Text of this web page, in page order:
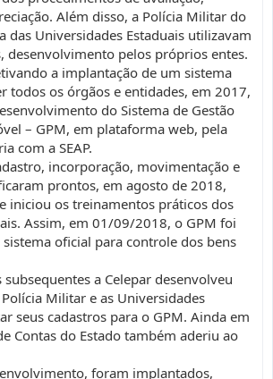
Além disso, a Polícia Militar do
das Universidades Estaduais utilizavam
desenvolvimento pelos próprios entes.
a implantação de um sistema
todos os órgãos e entidades, em 2017,
do Sistema de Gestão
– GPM, em plataforma web, pela
com a SEAP.
incorporação, movimentação e
prontos, em agosto de 2018,
iniciou os treinamentos práticos dos
Assim, em 01/09/2018, o GPM foi
oficial para controle dos bens
a Celepar desenvolveu
Militar e as Universidades
seus cadastros para o GPM. Ainda em
Contas do Estado também aderiu ao
foram implantados,